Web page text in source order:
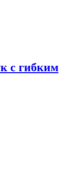
с гибким